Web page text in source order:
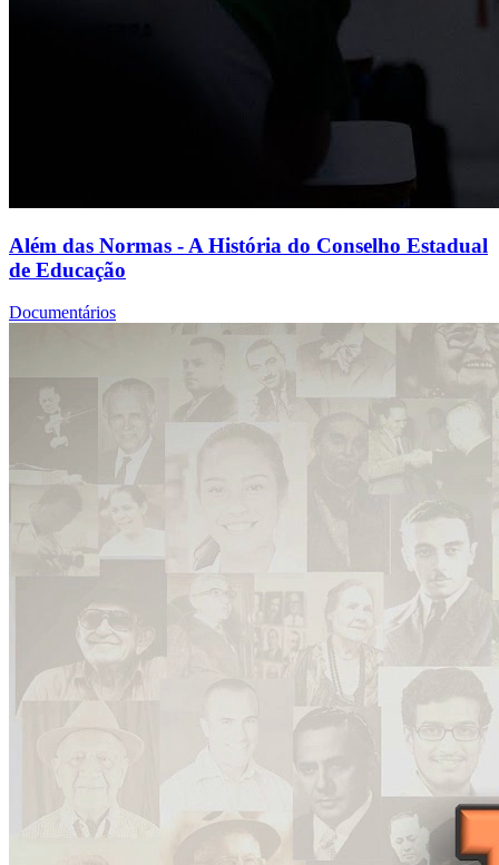
Além das Normas - A História do Conselho Estadual
de Educação
Documentários